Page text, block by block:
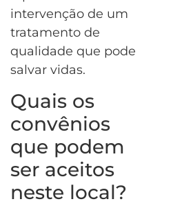
intervenção de um
tratamento de
qualidade que pode
salvar vidas.
Quais os
convênios
que podem
ser aceitos
neste local?